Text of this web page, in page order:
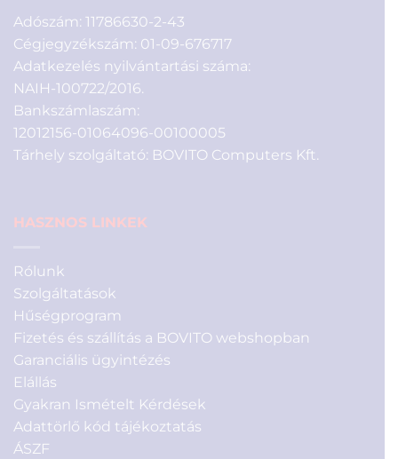
Adószám: 11786630-2-43
Cégjegyzékszám: 01-09-676717
Adatkezelés nyilvántartási száma:
NAIH-100722/2016.
Bankszámlaszám:
12012156-01064096-00100005
Tárhely szolgáltató: BOVITO Computers Kft.
HASZNOS LINKEK
Rólunk
Szolgáltatások
Hűségprogram
Fizetés és szállítás a BOVITO webshopban
Garanciális ügyintézés
Elállás
Gyakran Ismételt Kérdések
Adattörlő kód tájékoztatás
ÁSZF